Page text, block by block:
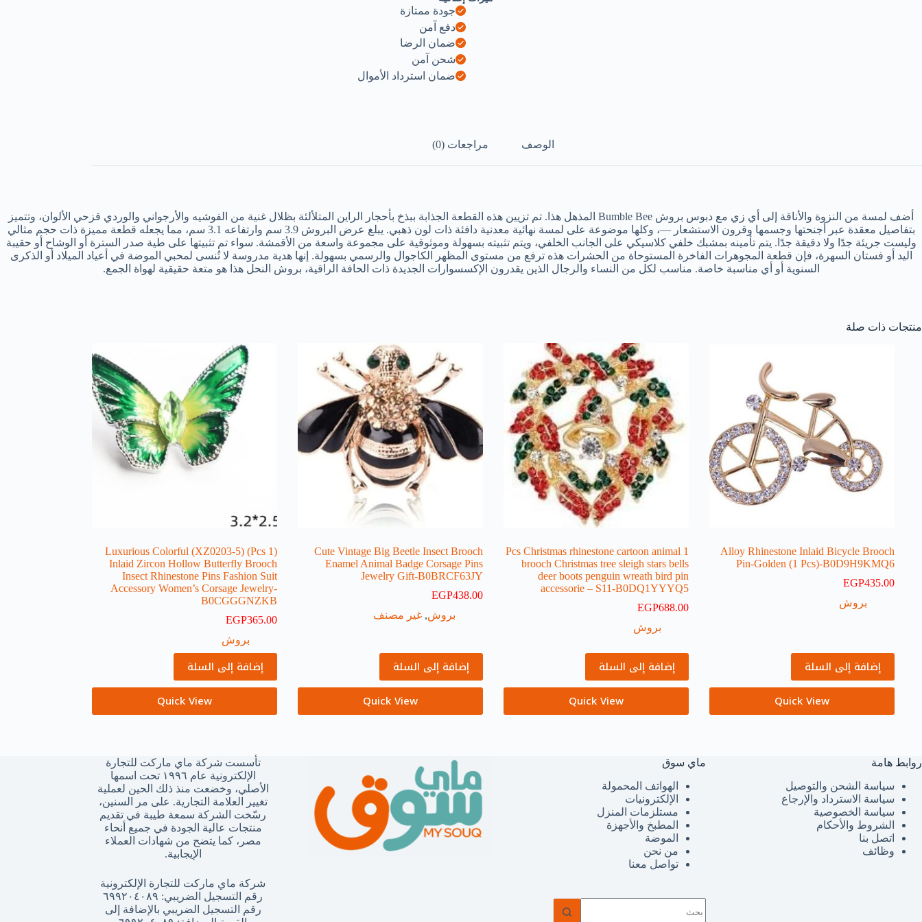
جودة ممتازة
دفع آمن
ضمان الرضا
شحن آمن
ضمان استرداد الأموال
الوصف مراجعات (0)
أضف لمسة من النزوة والأناقة إلى أي زي مع دبوس بروش Bumble Bee المذهل هذا. تم تزيين هذه القطعة الجذابة ببذخ بأحجار الراين المتلألئة بظلال غنية من الفوشيه والأرجواني والوردي قزحي الألوان، وتتميز
بتفاصيل معقدة عبر أجنحتها وجسمها وقرون الاستشعار —، وكلها موضوعة على لمسة نهائية معدنية دافئة ذات لون ذهبي. يبلغ عرض البروش 3.9 سم وارتفاعه 3.1 سم، مما يجعله قطعة مميزة ذات حجم مثالي
وليست جريئة جدًا ولا دقيقة جدًا. يتم تأمينه بمشبك خلفي كلاسيكي على الجانب الخلفي، ويتم تثبيته بسهولة وموثوقية على مجموعة واسعة من الأقمشة. سواء تم تثبيتها على طية صدر السترة أو الوشاح أو حقيبة
اليد أو فستان السهرة، فإن قطعة المجوهرات الفاخرة المستوحاة من الحشرات هذه ترفع من مستوى المظهر الكاجوال والرسمي بسهولة. إنها هدية مدروسة لا تُنسى لمحبي الموضة في أعياد الميلاد أو الذكرى
السنوية أو أي مناسبة خاصة. مناسب لكل من النساء والرجال الذين يقدرون الإكسسوارات الجديدة ذات الحافة الراقية، بروش النحل هذا هو متعة حقيقية لهواة الجمع.
منتجات ذات صلة
Alloy Rhinestone Inlaid Bicycle Brooch
Pin-Golden (1 Pcs)-B0D9H9KMQ6
EGP435.00
بروش
إضافة إلى السلة
Quick View
1 Pcs Christmas rhinestone cartoon animal
brooch Christmas tree sleigh stars bells
deer boots penguin wreath bird pin
accessorie – S11-B0DQ1YYYQ5
EGP688.00
بروش
إضافة إلى السلة
Quick View
Cute Vintage Big Beetle Insect Brooch
Enamel Animal Badge Corsage Pins
Jewelry Gift-B0BRCF63JY
EGP438.00
بروش, غير مصنف
إضافة إلى السلة
Quick View
(1 Pcs) (XZ0203-5) Luxurious Colorful
Inlaid Zircon Hollow Butterfly Brooch
Insect Rhinestone Pins Fashion Suit
Accessory Women’s Corsage Jewelry-
B0CGGGNZKB
EGP365.00
بروش
إضافة إلى السلة
Quick View
روابط هامة
سياسة الشحن والتوصيل
سياسة الاسترداد والإرجاع
سياسة الخصوصية
الشروط والأحكام
اتصل بنا
وظائف
ماي سوق
الهواتف المحمولة
الإلكترونيات
مستلزمات المنزل
المطبخ والأجهزة
الموضة
من نحن
تواصل معنا
توجد
تأسست شركة ماي ماركت للتجارة
الإلكترونية عام ١٩٩٦ تحت اسمها
الأصلي، وخضعت منذ ذلك الحين لعملية
تغيير العلامة التجارية. على مر السنين،
رسّخت الشركة سمعة طيبة في تقديم
منتجات عالية الجودة في جميع أنحاء
مصر، كما يتضح من شهادات العملاء
الإيجابية.
شركة ماي ماركت للتجارة الإلكترونية
رقم التسجيل الضريبي: ٦٩٩٢٠٤٠٨٩
رقم التسجيل الضريبي بالإضافة إلى